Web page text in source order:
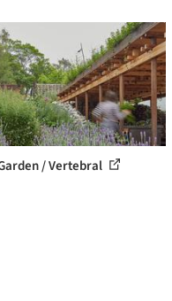
/ Vertebral